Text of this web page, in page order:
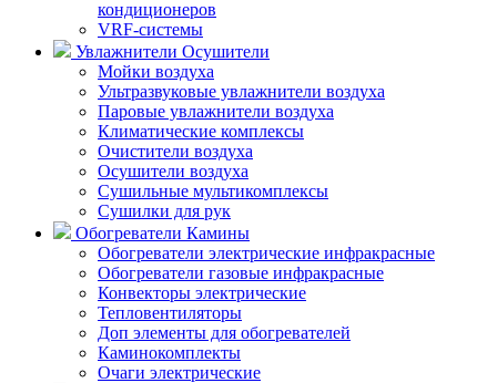
кондиционеров
VRF-системы
Увлажнители Осушители
Мойки воздуха
Ультразвуковые увлажнители воздуха
Паровые увлажнители воздуха
Климатические комплексы
Очистители воздуха
Осушители воздуха
Сушильные мультикомплексы
Сушилки для рук
Обогреватели Камины
Обогреватели электрические инфракрасные
Обогреватели газовые инфракрасные
Конвекторы электрические
Тепловентиляторы
Доп элементы для обогревателей
Каминокомплекты
Очаги электрические